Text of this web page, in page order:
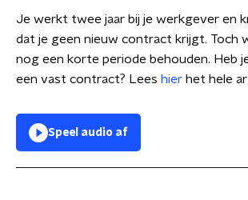
Je werkt twee jaar bij je werkgever en
dat je geen nieuw contract krijgt. Toch
nog een korte periode behouden. Heb
een vast contract? Lees hier het hele
Speel audio af